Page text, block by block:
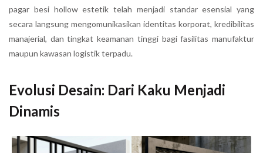
pagar besi hollow estetik telah menjadi standar esensial yang
secara langsung mengomunikasikan identitas korporat, kredibilitas
manajerial, dan tingkat keamanan tinggi bagi fasilitas manufaktur
maupun kawasan logistik terpadu.
Evolusi Desain: Dari Kaku Menjadi
Dinamis